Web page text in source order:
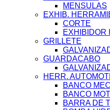
MENSULAS
EXHIB.
CORTE
EXHIBIDOR
GRILLETE
GUARDACABO
HERR.
BANCO
BANCO
BARRA DE